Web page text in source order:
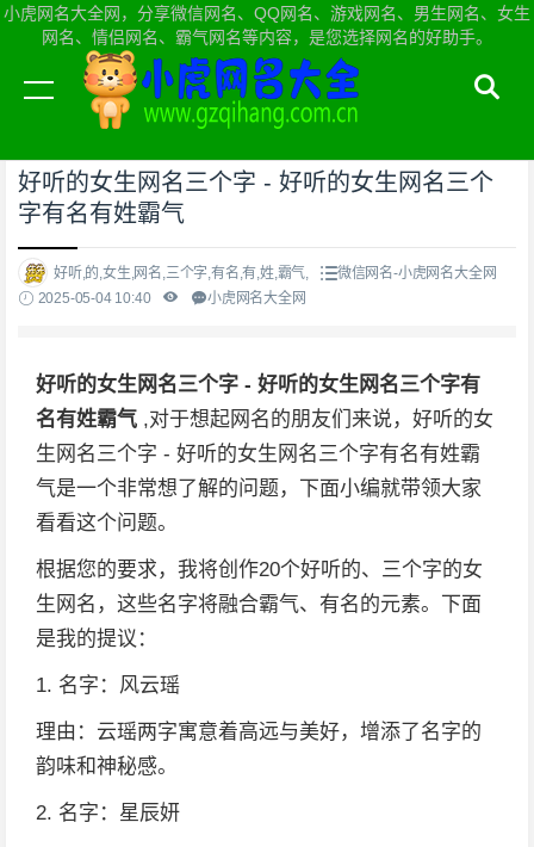
小虎网名大全网，分享微信网名、QQ网名、游戏网名、男生网名、女生
网名、情侣网名、霸气网名等内容，是您选择网名的好助手。
当前位置：小虎网名大全网首页>微信网名
好听的女生网名三个字 - 好听的女生网名三个
字有名有姓霸气
好听,的,女生,网名,三个字,有名,有,姓,霸气,
微信网名-小虎网名大全网
2025-05-04 10:40
小虎网名大全网
好听的女生网名三个字 - 好听的女生网名三个字有
名有姓霸气 ,对于想起网名的朋友们来说，好听的女
生网名三个字 - 好听的女生网名三个字有名有姓霸
气是一个非常想了解的问题，下面小编就带领大家
看看这个问题。
根据您的要求，我将创作20个好听的、三个字的女
生网名，这些名字将融合霸气、有名的元素。下面
是我的提议：
1. 名字：风云瑶
理由：云瑶两字寓意着高远与美好，增添了名字的
韵味和神秘感。
2. 名字：星辰妍